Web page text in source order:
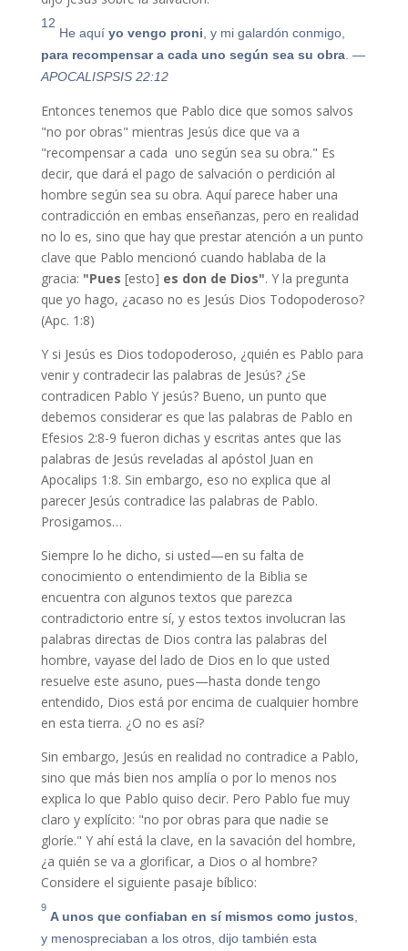
12
He aquí yo vengo proni , y mi galardón conmigo,
para recompensar a cada uno según sea su obra. —
APOCALISPSIS 22:12
Entonces tenemos que Pablo dice que somos salvos
"no por obras" mientras Jesús dice que va a
"recompensar a cada uno según sea su obra." Es
decir, que dará el pago de salvación o perdición al
hombre según sea su obra. Aquí parece haber una
contradicción en embas enseñanzas, pero en realidad
no lo es, sino que hay que prestar atención a un punto
clave que Pablo mencionó cuando hablaba de la
gracia: "Pues [esto] es don de Dios". Y la pregunta
que yo hago, ¿acaso no es Jesús Dios Todopoderoso?
(Apc. 1:8)
Y si Jesús es Dios todopoderoso, ¿quién es Pablo para
venir y contradecir las palabras de Jesús? ¿Se
contradicen Pablo Y jesús? Bueno, un punto que
debemos considerar es que las palabras de Pablo en
Efesios 2:8-9 fueron dichas y escritas antes que las
palabras de Jesús reveladas al apóstol Juan en
Apocalips 1:8. Sin embargo, eso no explica que al
parecer Jesús contradice las palabras de Pablo.
Prosigamos…
Siempre lo he dicho, si usted—en su falta de
conocimiento o entendimiento de la Biblia se
encuentra con algunos textos que parezca
contradictorio entre sí, y estos textos involucran las
palabras directas de Dios contra las palabras del
hombre, vayase del lado de Dios en lo que usted
resuelve este asuno, pues—hasta donde tengo
entendido, Dios está por encima de cualquier hombre
en esta tierra. ¿O no es así?
Sin embargo, Jesús en realidad no contradice a Pablo,
sino que más bien nos amplía o por lo menos nos
explica lo que Pablo quiso decir. Pero Pablo fue muy
claro y explícito: "no por obras para que nadie se
gloríe." Y ahí está la clave, en la savación del hombre,
¿a quién se va a glorificar, a Dios o al hombre?
Considere el siguiente pasaje bíblico:
9
A unos que confiaban en sí mismos como justos
y menospreciaban a los otros, dijo también esta